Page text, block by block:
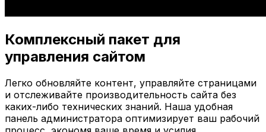
Комплексный пакет для
управления сайтом
Легко обновляйте контент, управляйте страницами
и отслеживайте производительность сайта без
каких-либо технических знаний. Наша удобная
панель администратора оптимизирует ваш рабочий